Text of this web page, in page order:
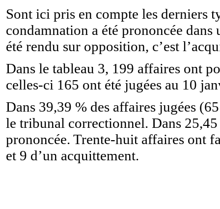
Sont ici pris en compte les derniers
condamnation a été prononcée
été rendu sur opposition, c’est
Dans le tableau 3, 199 affaires ont
celles-ci 165 ont été jugées au 10
Dans 39,39 % des affaires jugées
le tribunal correctionnel. Dans 25,45
prononcée. Trente-huit affaires ont
et 9 d’un acquittement.